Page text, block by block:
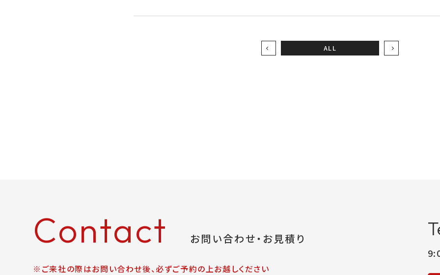
ALL
Contact お問い合わせ・お見積り
※ご来社の際はお問い合わせ後、必ずご予約の上お越しください